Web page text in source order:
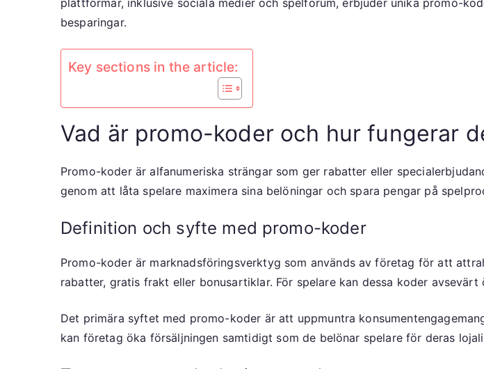
plattformar, inklusive sociala medier och spelforum, erbjuder unika promo-
besparingar.
Key sections in the article:
Vad är promo-koder och hur fungerar
Promo-koder är alfanumeriska strängar som ger rabatter eller
genom att låta spelare maximera sina belöningar och spara pengar på
Definition och syfte med promo-koder
Promo-koder är marknadsföringsverktyg som används av företag för att
rabatter, gratis frakt eller bonusartiklar. För spelare kan dessa koder
Det primära syftet med promo-koder är att uppmuntra
kan företag öka försäljningen samtidigt som de belönar spelare för deras